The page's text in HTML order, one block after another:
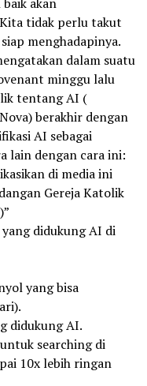
tidak perlu takut
menghadapinya.
dalam suatu
minggu lalu
tentang AI (
berakhir dengan
AI sebagai
lain dengan cara ini:
di media ini
Gereja Katolik
didukung AI di
yang bisa
didukung AI.
searching di
10x lebih ringan